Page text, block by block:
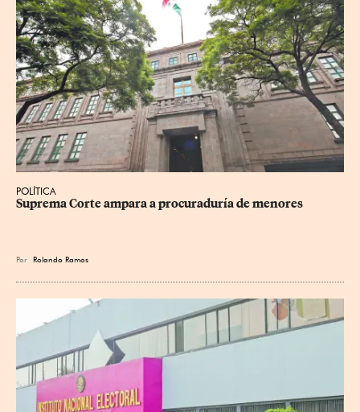
POLÍTICA
Suprema Corte ampara a procuraduría de menores
Por Rolando Ramos